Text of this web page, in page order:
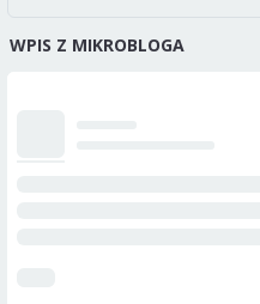
WPIS Z MIKROBLOGA